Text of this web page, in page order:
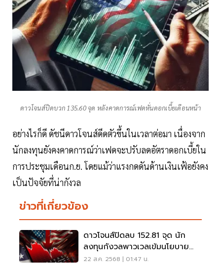
ดาวโจนส์ปิดบวก 135.60 จุด หลังคาดการณ์เฟดหั่นดอกเบี้ยเดือนหน้า
อย่างไรก็ดี ดัชนีดาวโจนส์ดีดตัวขึ้นในเวลาต่อมา เนื่องจาก
นักลงทุนยังคงคาดการณ์ว่าเฟดจะปรับลดอัตราดอกเบี้ยใน
การประชุมเดือนก.ย. โดยแม้ว่าแรงกดดันด้านเงินเฟ้อยังคง
เป็นปัจจัยที่น่ากังวล
ข่าวที่เกี่ยวข้อง
ดาวโจนส์ปิดลบ 152.81 จุด นัก
ลงทุนกังวลพาวเวลเข้มนโยบาย
การเงิน
22 ส.ค. 2568 | 01:47 น.